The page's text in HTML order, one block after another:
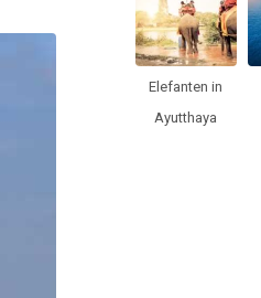
Elefanten in
Ayutthaya